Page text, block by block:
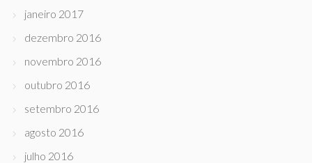
janeiro 2017
dezembro 2016
novembro 2016
outubro 2016
setembro 2016
agosto 2016
julho 2016